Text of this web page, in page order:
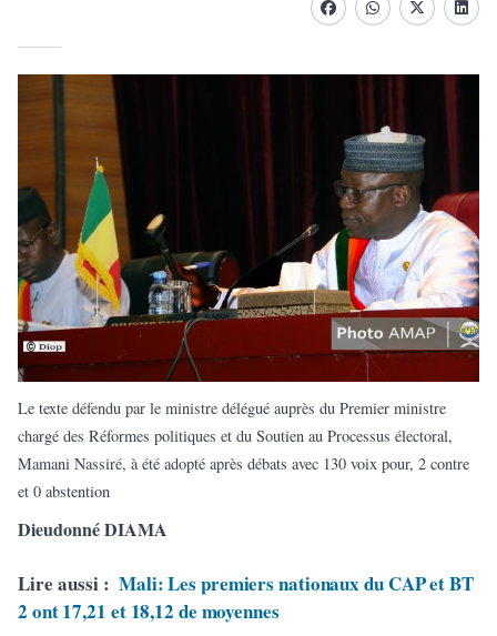
FacebookwhatsappTwitter
Le texte défendu par le ministre délégué auprès du Premier ministre
chargé des Réformes politiques et du Soutien au Processus électoral,
Mamani Nassiré, à été adopté après débats avec 130 voix pour, 2 contre
et 0 abstention
Dieudonné DIAMA
Lire aussi : Mali: Les premiers nationaux du CAP et BT
2 ont 17,21 et 18,12 de moyennes